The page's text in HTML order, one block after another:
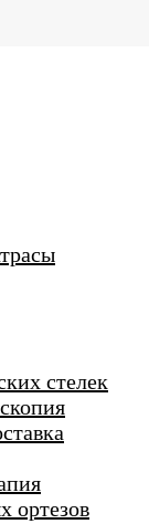
стелек
ортезов